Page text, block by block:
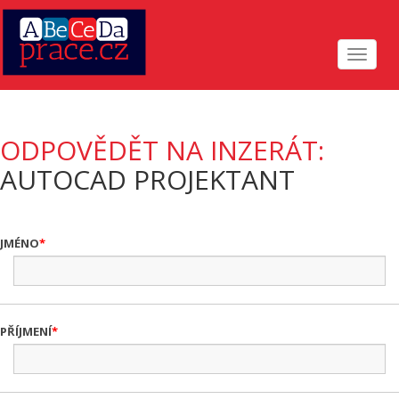
Toggle
ODPOVĚDĚT NA INZERÁT:
AUTOCAD PROJEKTANT
JMÉNO
PŘÍJMENÍ